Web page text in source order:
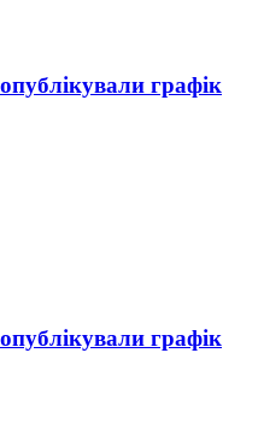
графік
графік